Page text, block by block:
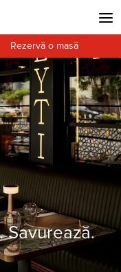
Savurează.
Rezervă o masă